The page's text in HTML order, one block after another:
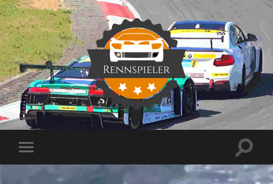
Rennspieler
Mobile-
Menü
ein-/ausblenden